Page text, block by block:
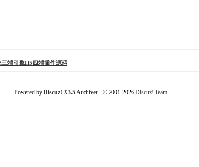
端引擎H5四端插件源码
Powered by Discuz! X3.5 Archiver © 2001-2026 Discuz! Team.